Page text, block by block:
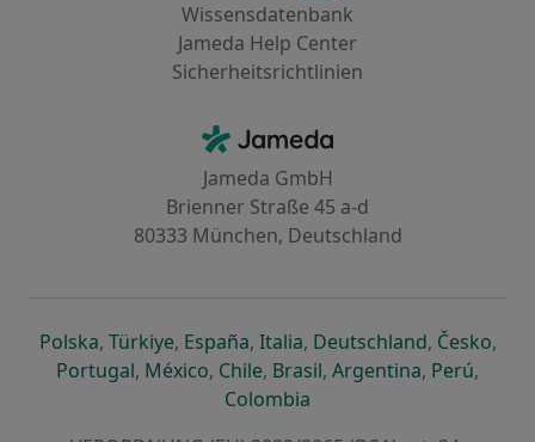
Wissensdatenbank
Jameda Help Center
Sicherheitsrichtlinien
Jameda - Startseite
Jameda GmbH
Brienner Straße 45 a-d
80333 München, Deutschland
Polskaöffnet in einer neuen Registerkarte
, Türkiyeöffnet in einer neuen Registerkarte
, Españaöffnet in einer neuen
, Italiaöffnet in einer neuen
, Deutschlandöffnet in
, Česko,
Portugalöffnet in einer neuen Registerkarte
, Méxicoöffnet in einer neuen Registerkarte
, Chileöffnet in einer neuen
, Brasilöffnet in einer neuen
, Argentinaöffnet in
, Perúöffnet
,
Colombia